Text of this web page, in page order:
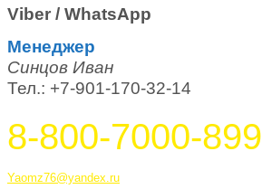
Viber / WhatsApp
Менеджер
Синцов Иван
Тел.: +7-901-170-32-14
8-800-7000-899
Yaomz76@yandex.ru